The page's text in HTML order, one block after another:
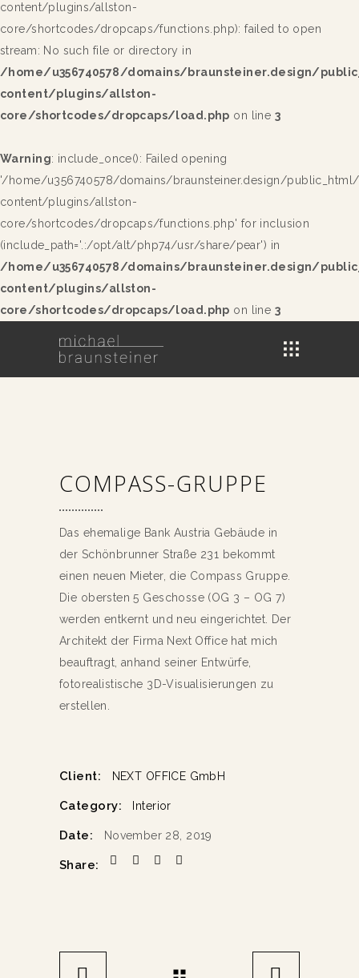
content/plugins/allston-
core/shortcodes/dropcaps/functions.php): failed to open
stream: No such file or directory in
/home/u356740578/domains/braunsteiner.design/
content/plugins/allston-
core/shortcodes/dropcaps/load.php on line 3
Warning: include_once(): Failed opening
'/home/u356740578/domains/braunsteiner.design/
content/plugins/allston-
core/shortcodes/dropcaps/functions.php' for inclusion
(include_path='.:/opt/alt/php74/usr/share/pear') in
/home/u356740578/domains/braunsteiner.design/
content/plugins/allston-
core/shortcodes/dropcaps/load.php on line 3
COMPASS-GRUPPE
Das ehemalige Bank Austria Gebäude in
der Schönbrunner Straße 231 bekommt
einen neuen Mieter, die Compass Gruppe.
Die obersten 5 Geschosse (OG 3 – OG 7)
werden entkernt und neu eingerichtet. Der
Architekt der Firma Next Office hat mich
beauftragt, anhand seiner Entwürfe,
fotorealistische 3D-Visualisierungen zu
erstellen.
Client: NEXT OFFICE GmbH
Category: Interior
Date: November 28, 2019
Share: